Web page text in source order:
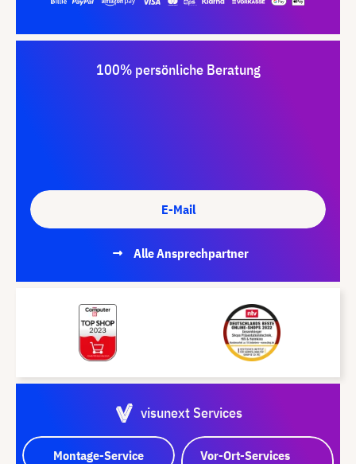
100% persönliche Beratung
E-Mail
Alle Ansprechpartner
visunext Services
Montage-Service
Vor-Ort-Services